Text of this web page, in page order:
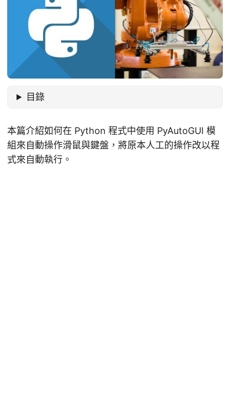
目錄
本篇介紹如何在 Python 程式中使用 PyAutoGUI 模
組來自動操作滑鼠與鍵盤，將原本人工的操作改以程
式來自動執行。